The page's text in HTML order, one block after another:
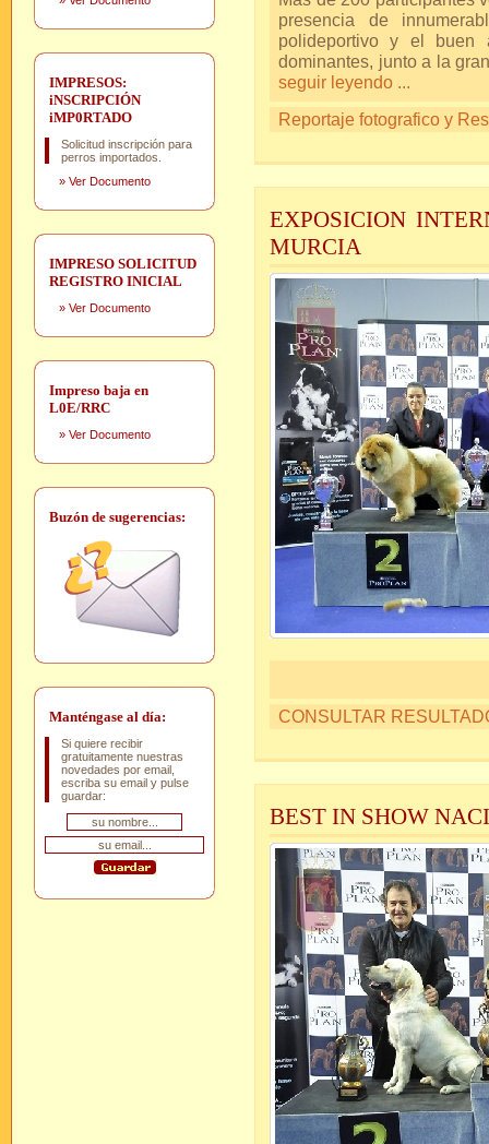
IMPRESOS:
iNSCRIPCIÓN
iMP0RTADO
Solicitud inscripción para
perros importados.
» Ver Documento
IMPRESO SOLICITUD
REGISTRO INICIAL
» Ver Documento
Impreso baja en
L0E/RRC
» Ver Documento
Buzón de sugerencias:
Manténgase al día:
Si quiere recibir
gratuitamente nuestras
novedades por email,
escriba su email y pulse
guardar:
presencia de
polideportivo y el buen
dominantes, junto a la
seguir leyendo ...
Reportaje fotografico y
EXPOSICION
MURCIA
CONSULTAR
BEST IN SHOW